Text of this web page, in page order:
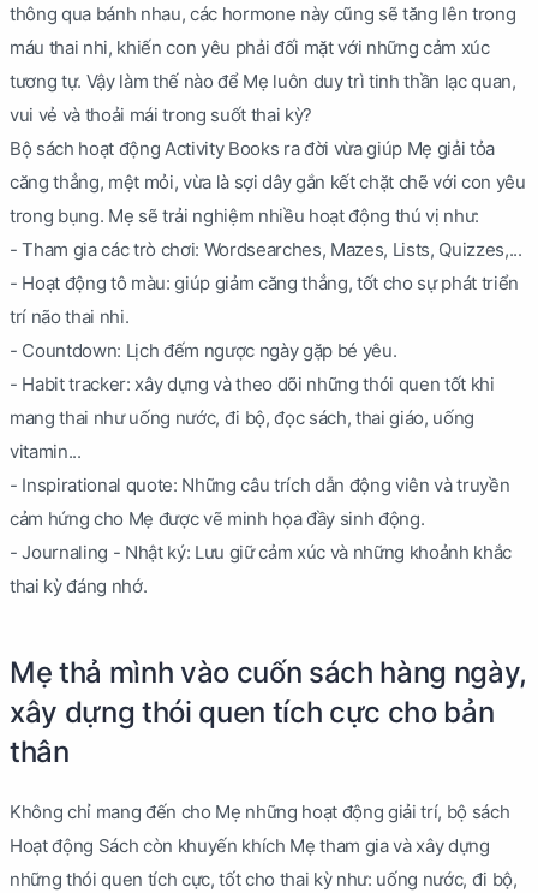
thông qua bánh nhau, các hormone này cũng sẽ tăng lên trong
máu thai nhi, khiến con yêu phải đối mặt với những cảm xúc
tương tự. Vậy làm thế nào để Mẹ luôn duy trì tinh thần lạc quan,
vui vẻ và thoải mái trong suốt thai kỳ?
Bộ sách hoạt động Activity Books ra đời vừa giúp Mẹ giải tỏa
căng thẳng, mệt mỏi, vừa là sợi dây gắn kết chặt chẽ với con yêu
trong bụng. Mẹ sẽ trải nghiệm nhiều hoạt động thú vị như:
- Tham gia các trò chơi: Wordsearches, Mazes, Lists, Quizzes,...
- Hoạt động tô màu: giúp giảm căng thẳng, tốt cho sự phát triển
trí não thai nhi.
- Countdown: Lịch đếm ngược ngày gặp bé yêu.
- Habit tracker: xây dựng và theo dõi những thói quen tốt khi
mang thai như uống nước, đi bộ, đọc sách, thai giáo, uống
vitamin...
- Inspirational quote: Những câu trích dẫn động viên và truyền
cảm hứng cho Mẹ được vẽ minh họa đầy sinh động.
- Journaling - Nhật ký: Lưu giữ cảm xúc và những khoảnh khắc
thai kỳ đáng nhớ.
Mẹ thả mình vào cuốn sách hàng ngày,
xây dựng thói quen tích cực cho bản
thân
Không chỉ mang đến cho Mẹ những hoạt động giải trí, bộ sách
Hoạt động Sách còn khuyến khích Mẹ tham gia và xây dựng
những thói quen tích cực, tốt cho thai kỳ như: uống nước, đi bộ,